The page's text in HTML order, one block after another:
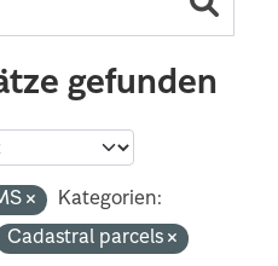
gefunden
Kategorien:
Cadastral parcels